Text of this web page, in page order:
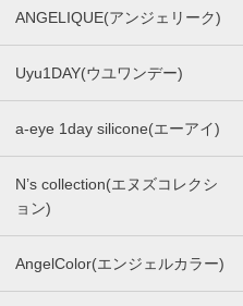
ANGELIQUE(アンジェリーク)
Uyu1DAY(ウユワンデー)
a-eye 1day silicone(エーアイ)
N’s collection(エヌズコレクシ
ョン)
AngelColor(エンジェルカラー)